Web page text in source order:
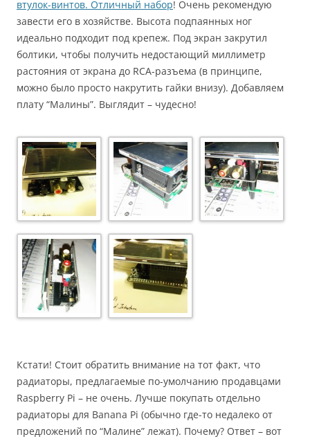
втулок-винтов. Отличный набор! Очень рекомендую
завести его в хозяйстве. Высота подпаянных ног
идеально подходит под крепеж. Под экран закрутил
болтики, чтобы получить недостающий миллиметр
растояния от экрана до RCA-разъема (в принципе,
можно было просто накрутить гайки внизу). Добавляем
плату “Малины”. Выглядит – чудесно!
Кстати! Стоит обратить внимание на тот факт, что
радиаторы, предлагаемые по-умолчанию продавцами
Raspberry Pi – не очень. Лучше покупать отдельно
радиаторы для Banana Pi (обычно где-то недалеко от
предложений по “Малине” лежат). Почему? Ответ – вот